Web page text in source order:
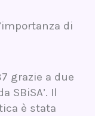
di
grazie a due
SBiSA’. Il
è stata